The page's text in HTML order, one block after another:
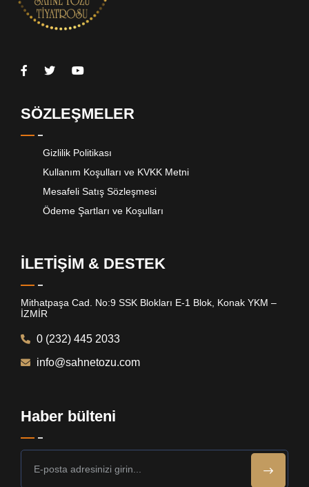
SÖZLEŞMELER
Gizlilik Politikası
Kullanım Koşulları ve KVKK Metni
Mesafeli Satış Sözleşmesi
Ödeme Şartları ve Koşulları
İLETİŞİM & DESTEK
Mithatpaşa Cad. No:9 SSK Blokları E-1 Blok, Konak YKM –
İZMİR
0 (232) 445 2033
info@sahnetozu.com
Haber bülteni